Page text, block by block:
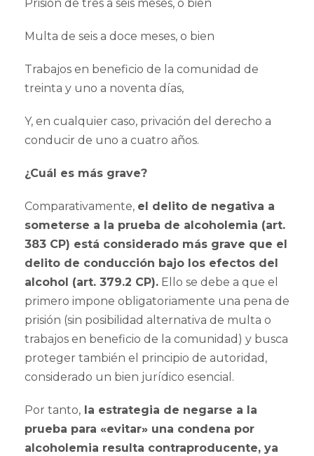
Prisión de tres a seis meses, o bien
Multa de seis a doce meses, o bien
Trabajos en beneficio de la comunidad de
treinta y uno a noventa días,
Y, en cualquier caso, privación del derecho a
conducir de uno a cuatro años.
¿Cuál es más grave?
Comparativamente, el delito de negativa a
someterse a la prueba de alcoholemia (art.
383 CP) está considerado más grave que el
delito de conducción bajo los efectos del
alcohol (art. 379.2 CP). Ello se debe a que el
primero impone obligatoriamente una pena de
prisión (sin posibilidad alternativa de multa o
trabajos en beneficio de la comunidad) y busca
proteger también el principio de autoridad,
considerado un bien jurídico esencial.
Por tanto, la estrategia de negarse a la
prueba para «evitar» una condena por
alcoholemia resulta contraproducente, ya